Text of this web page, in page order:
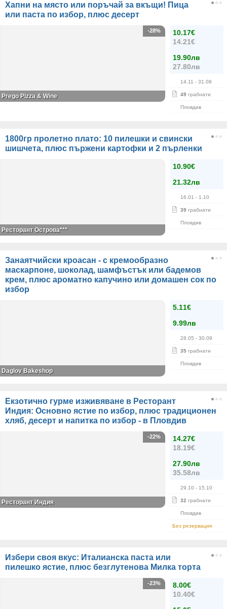
Хапни на място или поръчай за вкъщи! Пица
или паста по избор, плюс десерт
10.17€
14.21€
19.90лв
27.80лв
14.11 - 31.08
49 грабнати
Пловдив
-28%
Prego Pizza & Wine
1800гр пролетно плато: 10 пилешки и свински
шишчета, плюс пържени картофки и 2 пърленки
10.90€
21.32лв
16.01 - 1.10
39 грабнати
Пловдив
Ресторант Острова***
Занаятчийски кроасан - с кремообразно
маскарпоне, шоколад, шамфъстък или бадемов
крем, плюс ароматно капучино или домашен сок по
избор
5.11€
9.99лв
28.05 - 30.09
35 грабнати
Пловдив
Daglov Bakeshop
Екзотично гурме изживяване в Ресторант
Индия: Основно ястие по избор, плюс традиционен
хляб, десерт и напитка по избор - в Пловдив
14.27€
18.19€
27.90лв
35.58лв
29.10 - 15.10
32 грабнати
Пловдив
Без резервация
-22%
Ресторант Индия
Избери своя вкус: Италианска паста или
пилешко ястие, плюс безглутенова Милка торта
8.00€
10.40€
-23%